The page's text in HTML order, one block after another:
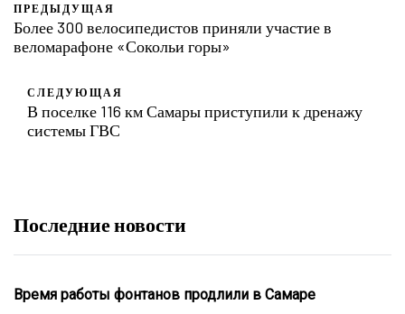
ПРЕДЫДУЩАЯ
Более 300 велосипедистов приняли участие в
веломарафоне «Сокольи горы»
СЛЕДУЮЩАЯ
В поселке 116 км Самары приступили к дренажу
системы ГВС
Последние новости
Время работы фонтанов продлили в Самаре